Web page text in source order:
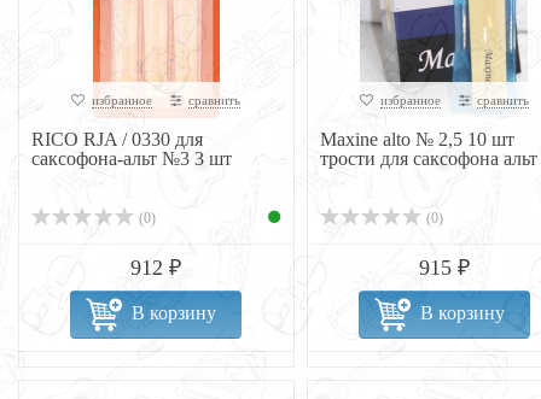
избранное сравнить
RICO RJA / 0330 для
саксофона-альт №3 3 шт
(0)
912 ₽
В корзину
избранное сравнить
Maxine alto № 2,5 10 шт
трости для саксофона альт
(0)
915 ₽
В корзину